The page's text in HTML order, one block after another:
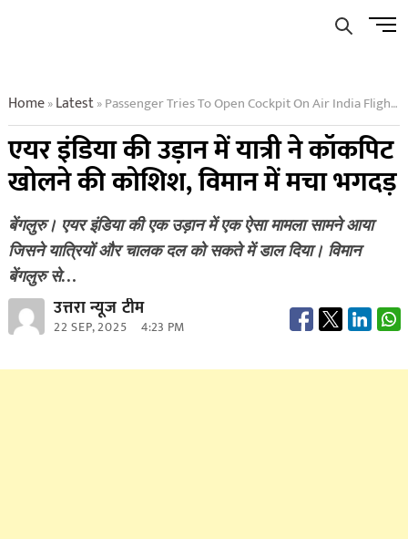
Menu
Home»Latest»Passenger Tries To Open Cockpit On Air India Flight Panic Ensues
एयर इंडिया की उड़ान में यात्री ने कॉकपिट
खोलने की कोशिश, विमान में मचा भगदड़
बेंगलुरु। एयर इंडिया की एक उड़ान में एक ऐसा मामला सामने आया
जिसने यात्रियों और चालक दल को सकते में डाल दिया। विमान
बेंगलुरु से…
उत्तरा न्यूज टीम
22 SEP, 2025 4:23 PM